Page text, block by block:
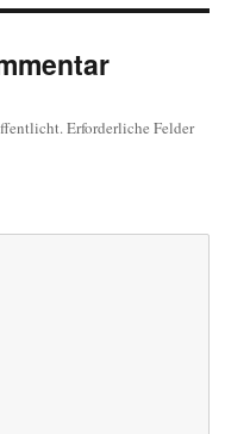
Erforderliche Felder